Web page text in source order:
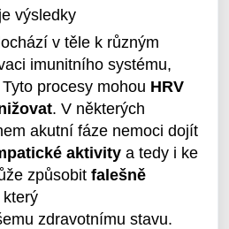
výsledky
v těle k různým
imunitního systému,
procesy mohou HRV
. V některých
akutní fáze nemoci dojít
aktivity a tedy i ke
způsobit falešně
který
zdravotnímu stavu.